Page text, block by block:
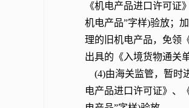
《机电产品进口许可证
机电产品”字样)验放；
理的旧机电产品，免领
出具的《入境货物通关
(4)由海关监管，暂时
电产品进口许可证》、